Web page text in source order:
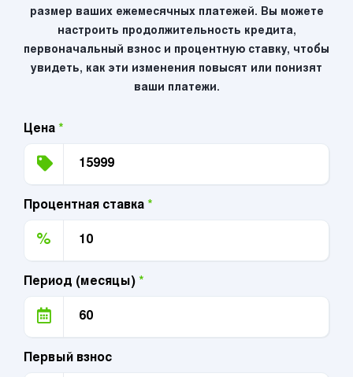
размер ваших ежемесячных платежей. Вы можете
настроить продолжительность кредита,
первоначальный взнос и процентную ставку, чтобы
увидеть, как эти изменения повысят или понизят
ваши платежи.
Цена *
Процентная ставка *
%
Период (месяцы) *
Первый взнос